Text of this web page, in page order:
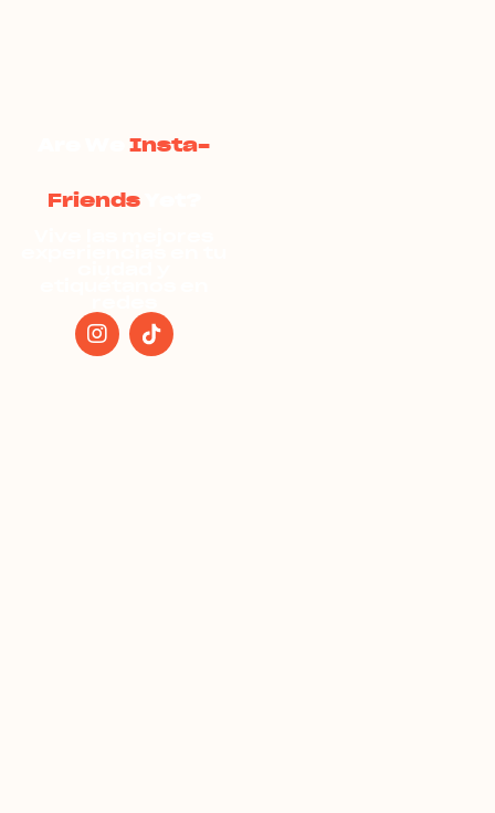
Insta-
FriendsYet?